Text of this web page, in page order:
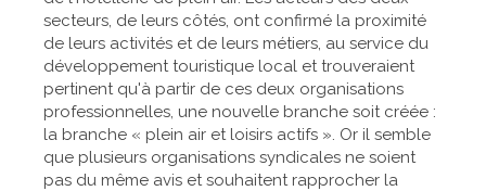
secteurs, de leurs côtés, ont confirmé la proximité
de leurs activités et de leurs métiers, au service du
développement touristique local et trouveraient
pertinent qu'à partir de ces deux organisations
professionnelles, une nouvelle branche soit créée :
la branche « plein air et loisirs actifs ». Or il semble
que plusieurs organisations syndicales ne soient
pas du même avis et souhaitent rapprocher la